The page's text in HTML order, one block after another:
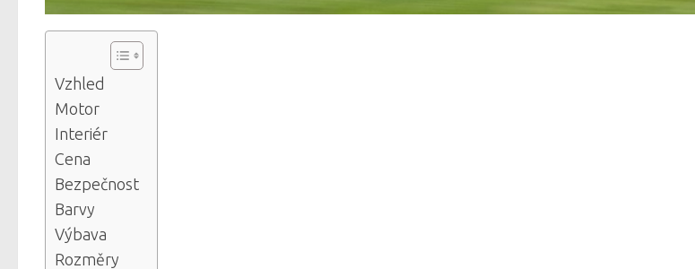
Vzhled
Motor
Interiér
Cena
Bezpečnost
Barvy
Výbava
Rozměry